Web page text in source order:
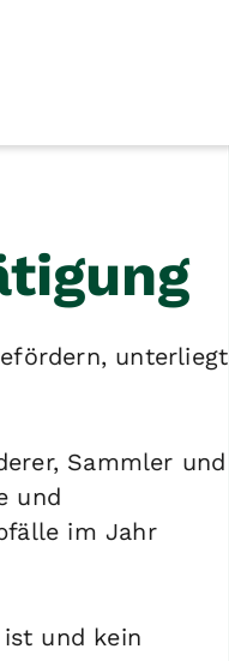
unterliegt
Sammler und
und
im Jahr
und kein